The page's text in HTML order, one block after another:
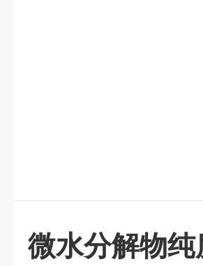
微水分解物纯